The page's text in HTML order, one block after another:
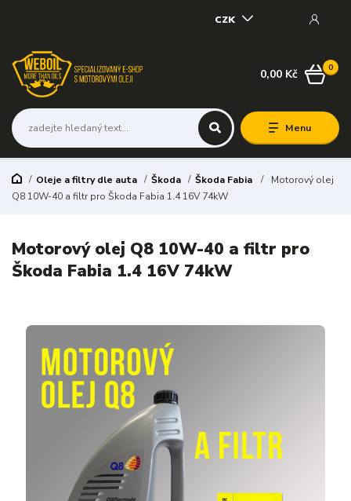
Menu
CZK
0
0,00 Kč
Oleje a filtry dle auta Škoda Škoda Fabia
Motorový olej
Q8 10W-40 a filtr pro Škoda Fabia 1.4 16V 74kW
Motorový olej Q8 10W-40 a filtr pro
Škoda Fabia 1.4 16V 74kW